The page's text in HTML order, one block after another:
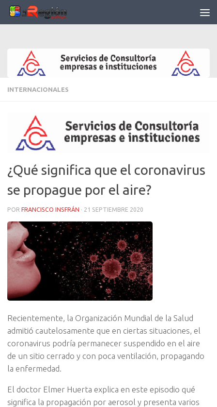
Saltar al contenido
INTERNACIONALES
¿Qué significa que el coronavirus
se propague por el aire?
POR FRANCISCO INSFRÁN · 21 SEPTIEMBRE 2020
Recientemente, la Organización Mundial de la Salud
admitió cautelosamente que en ciertas situaciones, el
coronavirus podría permanecer suspendido en el aire
de un sitio cerrado y con poca ventilación, propagando
la enfermedad.
El doctor Elmer Huerta explica en este episodio qué
significa la propagación por aerosol y presenta varios